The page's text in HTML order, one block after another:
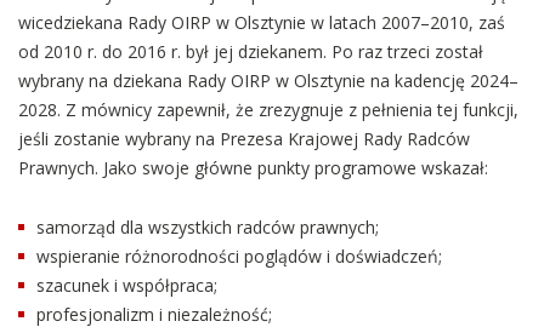
wicedziekana Rady OIRP w Olsztynie w latach 2007–2010, zaś
od 2010 r. do 2016 r. był jej dziekanem. Po raz trzeci został
wybrany na dziekana Rady OIRP w Olsztynie na kadencję 2024–
2028. Z mównicy zapewnił, że zrezygnuje z pełnienia tej funkcji,
jeśli zostanie wybrany na Prezesa Krajowej Rady Radców
Prawnych. Jako swoje główne punkty programowe wskazał:
samorząd dla wszystkich radców prawnych;
wspieranie różnorodności poglądów i doświadczeń;
szacunek i współpraca;
profesjonalizm i niezależność;